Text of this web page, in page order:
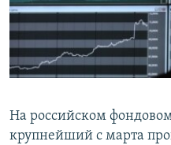
ПОБЕДИТЕЛЕЙ НЕ СУДЯТ?
КРЫМ.НЕПОКОРЕННЫЙ
ELIFBE
ПРИСОЕДИНЯЙТЕСЬ!
Все сайты RFE/RL
На российском
крупнейший с марта